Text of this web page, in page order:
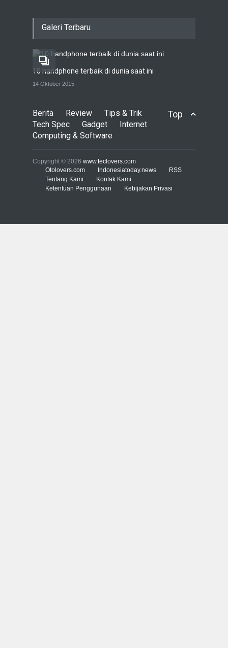
COMPUTING & SOFTWARE
22 Januari 2017
TECH SPEC 8 Januari 2017
serangan siber 2017 kian
gencar
COMPUTING & SOFTWARE
7 Januari 2017
Galeri Terbaru
10 handphone terbaik di dunia saat ini
14 Oktober 2015
Top
Berita Review
Tips & Trik
Tech Spec
Gadget
Internet
Computing & Software
Copyright © 2026 www.teclovers.com
Otolovers.com
Indonesiatoday.news
RSS
Tentang Kami
Kontak Kami
Ketentuan Penggunaan
Kebijakan Privasi